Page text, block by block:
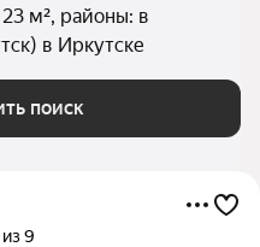
м², районы: в
в Иркутске
поиск
9